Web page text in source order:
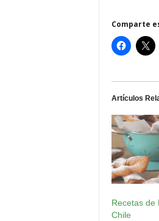
Comparte
Artículos
Recetas de
Chile